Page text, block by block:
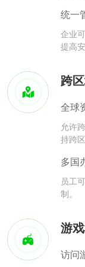
统一
企业
提高
跨
全球
允许
持跨
多国
员工
制。
游
访问